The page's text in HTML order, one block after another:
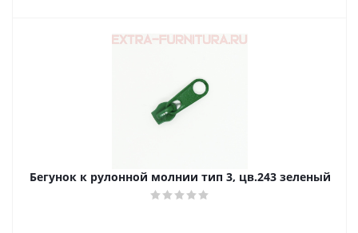
Бегунок к рулонной молнии тип 3, цв.243 зеленый